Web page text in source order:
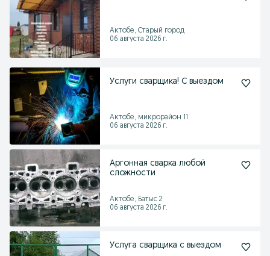
Актобе, Старый город
06 августа 2026 г.
Услуги сварщика! С выездом
Актобе, микрорайон 11
06 августа 2026 г.
Аргонная сварка любой
сложности
Актобе, Батыс 2
06 августа 2026 г.
Услуга сварщика с выездом